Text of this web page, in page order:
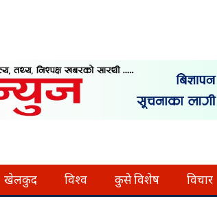
खेलकुद विश्व कुसे विशेष विचार